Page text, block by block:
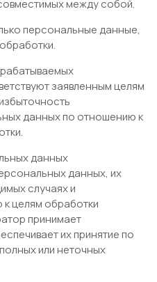
между собой.
персональные данные,
заявленным целям
данных по отношению к
данных
данных, их
случаях и
целям обработки
принимает
их принятие по
или неточных